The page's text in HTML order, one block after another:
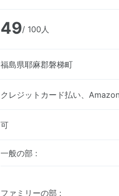
49/ 100人
福島県耶麻郡磐梯町
クレジットカード払い、
可
一般の部 :
ファミリーの部 :